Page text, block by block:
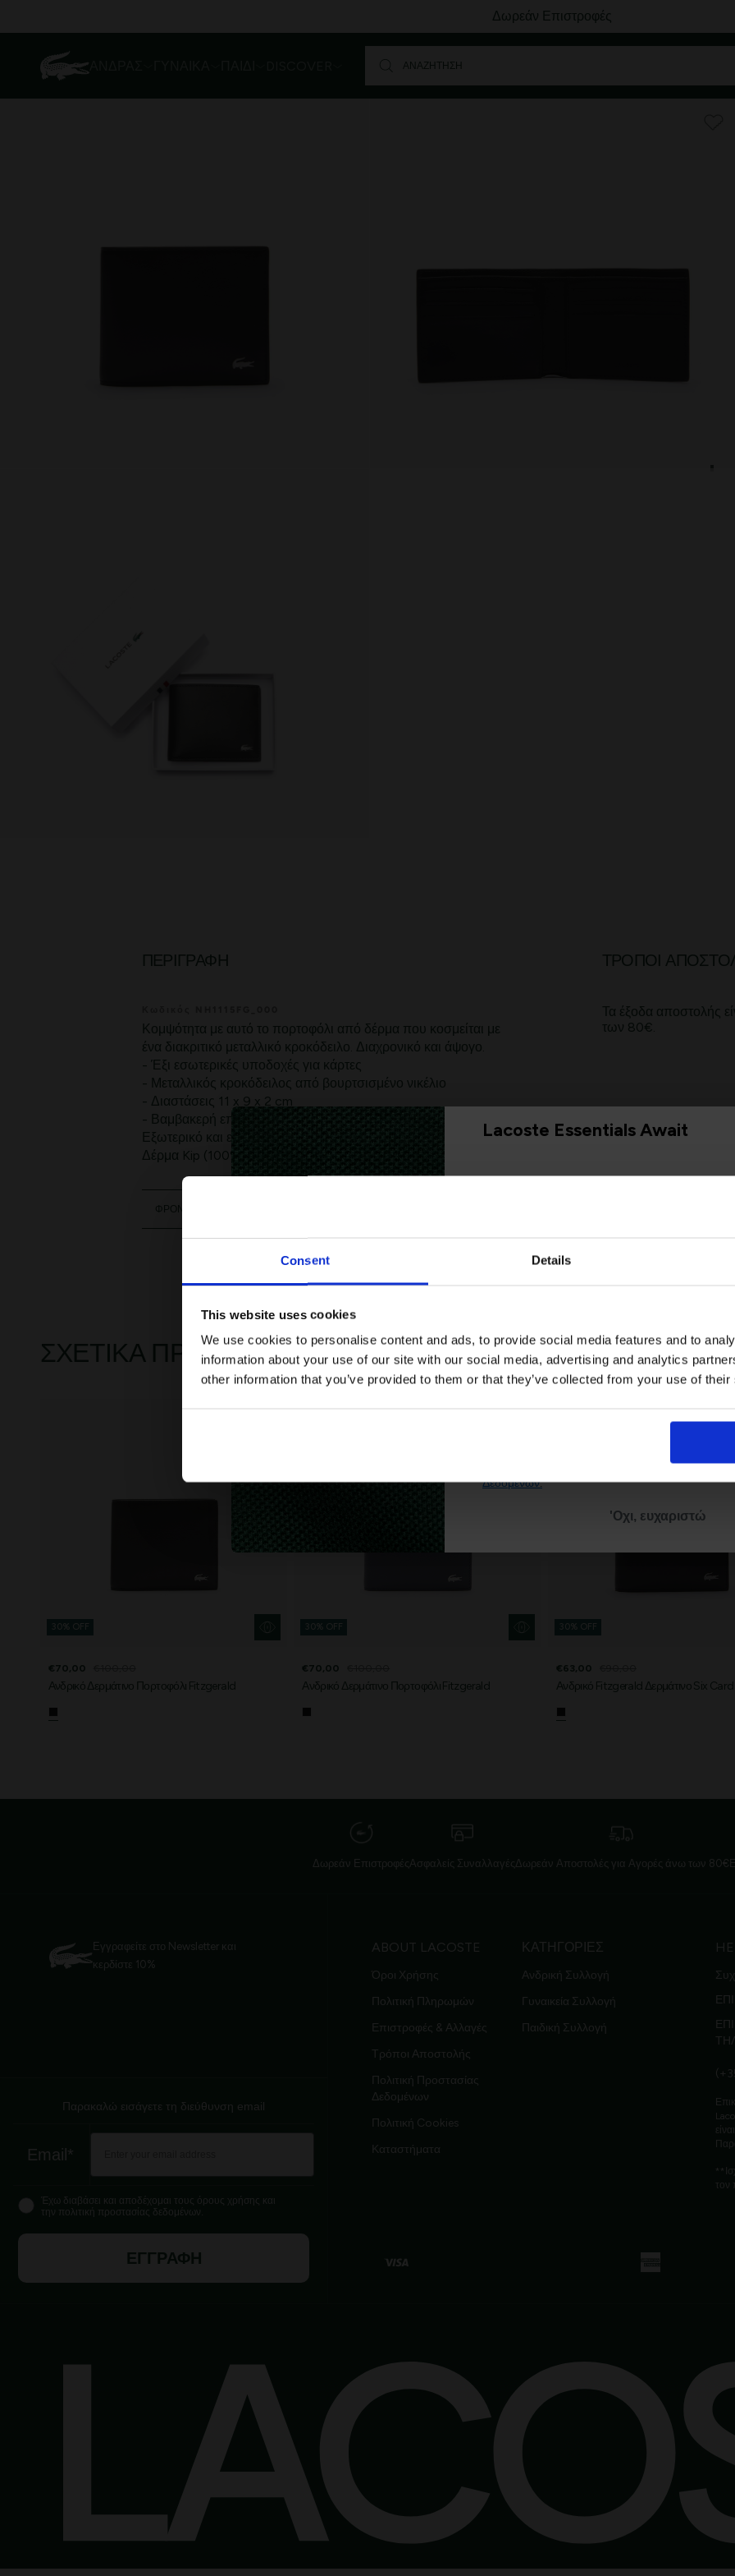
Consent Details
This website uses cookies
We use cookies to personalise content and ads, to provide social media features and to
information about your use of our site with our social media, advertising and analytics
other information that you’ve provided to them or that they’ve collected from your use of
ΠΕΡΙΓΡΑΦΉ
Κομψότητα με αυτό το πορτοφόλι από δέρμα που κοσμείται με
ένα διακριτικό μεταλλικό κροκόδειλο. Διαχρονικό και άψογο.
- Έξι εσωτερικές υποδοχές για κάρτες
- Μεταλλικός κροκόδειλος από βουρτσισμένο νικέλιο
- Διαστάσεις 11 x 9 x 2 cm
- Βαμβακερή επένδυση
Εξωτερικό και εσωτερικό από δέρμα
Δέρμα Kip (100%) / Εσωτερικά: Δέρμα Kip (100%)
ΦΡΟΝΤΙΔΑ
ΤΡΌΠΟΙ
Τα έξοδα αποστολής
των 80€.
ΣΧΕΤΙΚΆ ΠΡΟΪΌΝΤΑ
30% OFF
€70,00
Ανδρικό Δερμάτινο Πορτοφόλι Fitzgerald
30% OFF
€70,00
Ανδρικό Δερμάτινο Πορτοφόλι Fitzgerald
30% OFF
€63,00
Ανδρικό Fitzgerald Δερμάτινο Six
Δωρεάν Επιστροφές Ασφαλείς Συναλλαγές Δωρεάν Αποστολές για Αγορές άνω των 80€
Εγγραφείτε στο Newsletter και
κερδίστε 10%
Παρακαλώ εισάγετε τη διεύθυνση email
Email*
Έχω διαβάσει και αποδέχομαι τους όρους χρήσης και
την πολιτική προστασίας δεδομένων.
ΕΓΓΡΑΦΗ
ABOUT LACOSTE
Όροι Χρήσης
Πολιτική Πληρωμών
Επιστροφές & Αλλαγές
Τρόποι Αποστολής
Πολιτική Προστασίας
Δεδομένων
Πολιτική Cookies
Καταστήματα
ΚΑΤΗΓΟΡΙΕΣ
Ανδρική Συλλογή
Γυναικεία Συλλογή
Παιδική Συλλογή
τον
Lacoste Essentials Await
Εγγραφή
Όρους Χρήσηςκαι στην
Δεδομένων.
'Οχι, ευχαριστώ